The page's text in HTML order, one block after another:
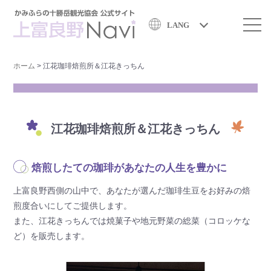
LANG
ホーム >江花珈琲焙煎所＆江花きっちん
江花珈琲焙煎所＆江花きっちん
焙煎したての珈琲があなたの人生を豊かに
上富良野西側の山中で、あなたが選んだ珈琲生豆をお好みの焙
煎度合いにしてご提供します。
また、江花きっちんでは焼菓子や地元野菜の総菜（コロッケな
ど）を販売します。